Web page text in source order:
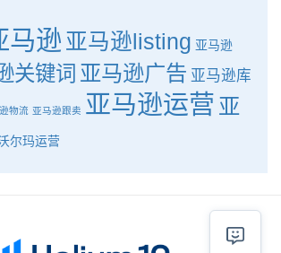
马逊 亚马逊listing 亚马逊
关键词 亚马逊广告 亚马逊库
物流 亚马逊跟卖 亚马逊运营 亚
尔玛运营